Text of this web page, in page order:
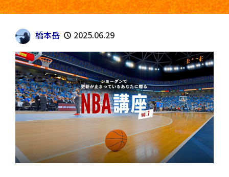
橋本岳 2025.06.29